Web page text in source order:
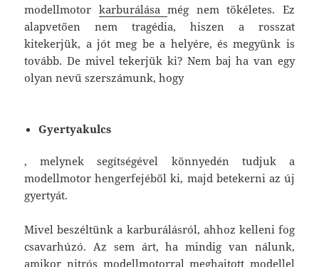
modellmotor karburálásamég nem tökéletes. Ez
alapvetően nem tragédia, hiszen a rosszat
kitekerjük, a jót meg be a helyére, és megyünk is
tovább. De mivel tekerjük ki? Nem baj ha van egy
olyan nevű szerszámunk, hogy
Gyertyakulcs
, melynek segítségével könnyedén tudjuk a
modellmotor hengerfejéből ki, majd betekerni az új
gyertyát.
Mivel beszéltünk a karburálásról, ahhoz kelleni fog
csavarhúzó. Az sem árt, ha mindig van nálunk,
amikor nitrós modellmotorral meghajtott modellel